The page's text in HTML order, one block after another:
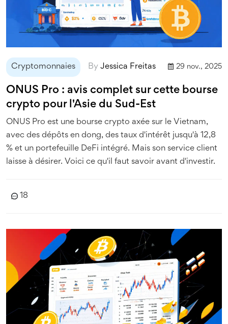
Cryptomonnaies By Jessica Freitas 29 nov., 2025
ONUS Pro : avis complet sur cette bourse
crypto pour l'Asie du Sud-Est
ONUS Pro est une bourse crypto axée sur le Vietnam,
avec des dépôts en dong, des taux d'intérêt jusqu'à 12,8
% et un portefeuille DeFi intégré. Mais son service client
laisse à désirer. Voici ce qu'il faut savoir avant d'investir.
18